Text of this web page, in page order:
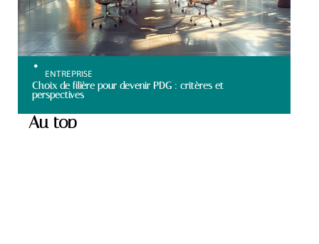
ENTREPRISE
Choix de filière pour devenir PDG : critères et
perspectives
Au top